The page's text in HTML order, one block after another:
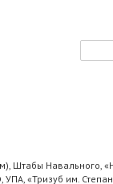
Навального,
«Тризуб им.